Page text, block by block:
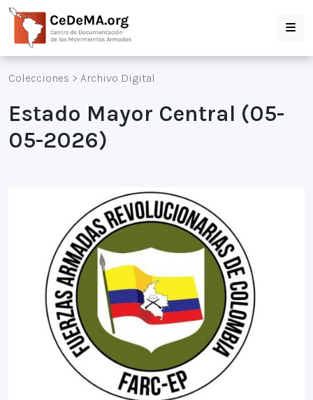
Colecciones > Archivo Digital
Estado Mayor Central (05-
05-2026)